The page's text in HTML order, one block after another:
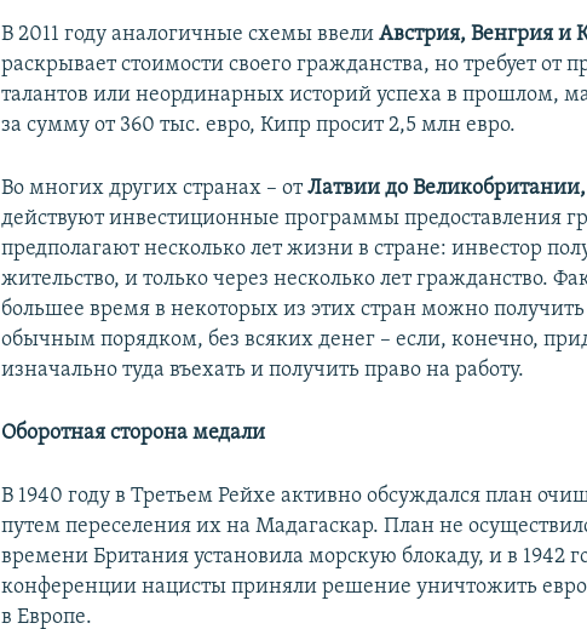
В 2011 году аналогичные схемы ввелиАвстрия, Венгрия и
раскрывает стоимости своего гражданства, но требует от
талантов или неординарных историй успеха в прошлом,
за сумму от 360 тыс. евро, Кипр просит 2,5 млн евро.
Во многих других странах – отЛатвии до
действуют инвестиционные программы предоставления
предполагают несколько лет жизни в стране: инвестор
жительство, и только через несколько лет гражданство.
большее время в некоторых из этих стран можно
обычным порядком, без всяких денег – если, конечно,
изначально туда въехать и получить право на работу.
Оборотная сторона медали
В 1940 году в Третьем Рейхе активно обсуждался план
путем переселения их на Мадагаскар. План не
времени Британия установила морскую блокаду, и в 1942
конференции нацисты приняли решение уничтожить
в Европе.